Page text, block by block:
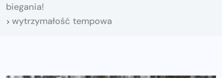
biegania!
> wytrzymałość tempowa